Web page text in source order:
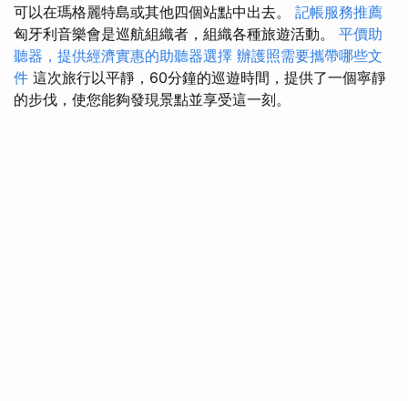
可以在瑪格麗特島或其他四個站點中出去。 記帳服務推薦
匈牙利音樂會是巡航組織者，組織各種旅遊活動。 平價助
聽器，提供經濟實惠的助聽器選擇 辦護照需要攜帶哪些文
件 這次旅行以平靜，60分鐘的巡遊時間，提供了一個寧靜
的步伐，使您能夠發現景點並享受這一刻。